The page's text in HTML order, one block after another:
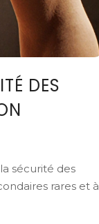
DES
sécurité des
rares et à